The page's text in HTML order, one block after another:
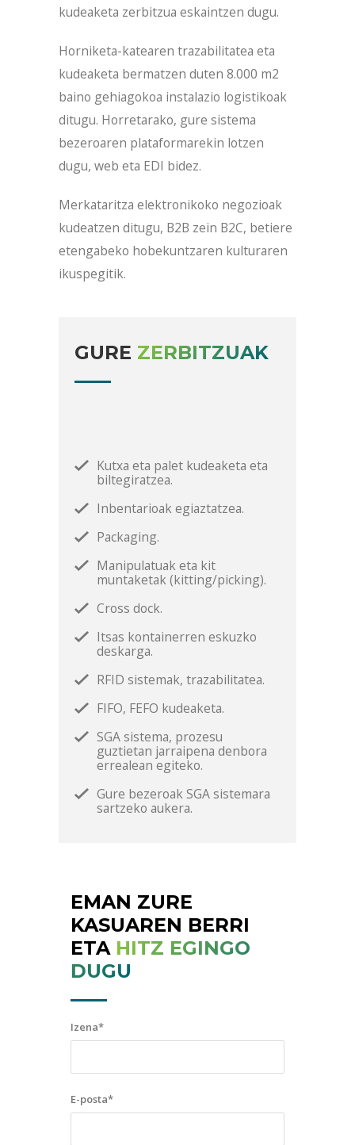
kudeaketa zerbitzua eskaintzen dugu.
Horniketa-katearen trazabilitatea eta
kudeaketa bermatzen duten 8.000 m2
baino gehiagokoa instalazio logistikoak
ditugu. Horretarako, gure sistema
bezeroaren plataformarekin lotzen
dugu, web eta EDI bidez.
Merkataritza elektronikoko negozioak
kudeatzen ditugu, B2B zein B2C, betiere
etengabeko hobekuntzaren kulturaren
ikuspegitik.
GURE ZERBITZUAK
Kutxa eta palet kudeaketa eta
biltegiratzea.
Inbentarioak egiaztatzea.
Packaging.
Manipulatuak eta kit
muntaketak (kitting/picking).
Cross dock.
Itsas kontainerren eskuzko
deskarga.
RFID sistemak, trazabilitatea.
FIFO, FEFO kudeaketa.
SGA sistema, prozesu
guztietan jarraipena denbora
errealean egiteko.
Gure bezeroak SGA sistemara
sartzeko aukera.
EMAN ZURE
KASUAREN BERRI
ETA HITZ EGINGO
DUGU
Izena*
E-posta*